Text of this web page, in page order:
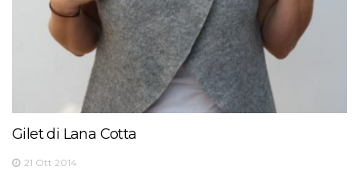
Gilet di Lana Cotta
21 Ott 2014